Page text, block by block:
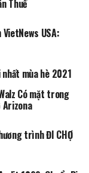
Thuế
USA:
nhất mùa hè 2021
Có mặt trong
Arizona
trình ĐI CHỢ